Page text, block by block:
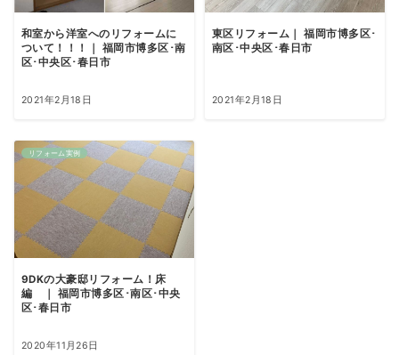
和室から洋室へのリフォームに
ついて！！！｜ 福岡市博多区･南
区･中央区･春日市
2021年2月18日
東区リフォーム｜ 福岡市博多区･
南区･中央区･春日市
2021年2月18日
リフォーム実例
9DKの大豪邸リフォーム！床
編 ｜ 福岡市博多区･南区･中央
区･春日市
2020年11月26日